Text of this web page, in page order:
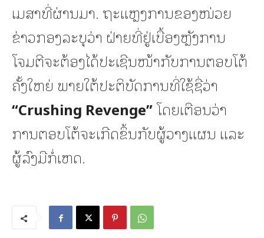
ເມສາທີ່ຜ່ານມາ. ຖະແຫຼງການຂອງໜ່ວຍ
ຂ່າວກອງລະບຸວ່າ ຝ່າຍທີ່ຢູ່ເບື້ອງຫຼັງການ
ໂຈມຕີຈະຕ້ອງໄດ້ປະເຊີນໜ້າກັບການຕອບໂຕ້
ຄັ້ງໃຫຍ່ ພາຍໃຕ້ປະຕິບັດການທີ່ໃຊ້ຊື່ວ່າ
“Crushing Revenge”ໂດຍເຕືອນວ່າ
ການຕອບໂຕ້ຈະເກີດຂຶ້ນກັບຜູ້ວາງແຜນ ແລະ
ຜູ້ລົງມືກໍ່ເຫດ.